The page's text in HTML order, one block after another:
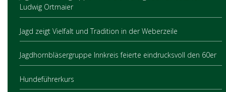
Ludwig Ortmaier
Jagd zeigt Vielfalt und Tradition in der Weberzeile
Jagdhornbläsergruppe Innkreis feierte eindrucksvoll den 60er
Hundeführerkurs